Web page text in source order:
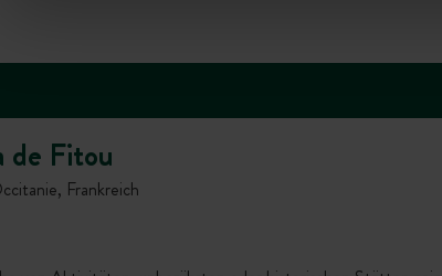
de Fitou
Frankreich